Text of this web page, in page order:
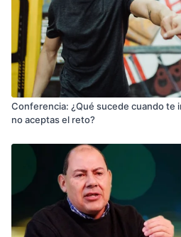
Conferencia: ¿Qué sucede cuando te
no aceptas el reto?